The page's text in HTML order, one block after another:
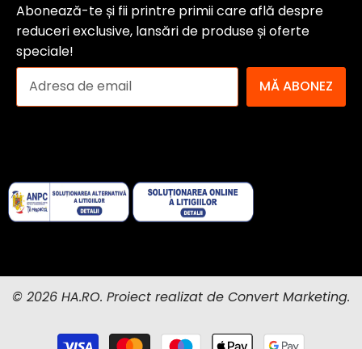
Abonează-te și fii printre primii care află despre
reduceri exclusive, lansări de produse și oferte
speciale!
MĂ ABONEZ
© 2026 HA.RO. Proiect realizat de Convert Marketing.
Metode